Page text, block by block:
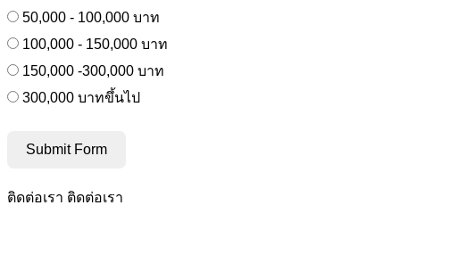
50,000 - 100,000 บาท
100,000 - 150,000 บาท
150,000 -300,000 บาท
300,000 บาทขึ้นไป
Submit Form
ติดต่อเรา ติดต่อเรา